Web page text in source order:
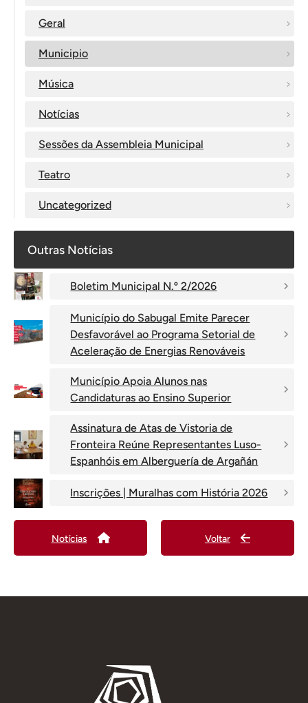
Geral
Municipio
Música
Notícias
Sessões da Assembleia Municipal
Teatro
Uncategorized
Outras Notícias
Boletim Municipal N.º 2/2026
Município do Sabugal Emite Parecer
Desfavorável ao Programa Setorial de
Aceleração de Energias Renováveis
Município Apoia Alunos nas
Candidaturas ao Ensino Superior
Assinatura de Atas de Vistoria de
Fronteira Reúne Representantes Luso-
Espanhóis em Alberguería de Argañán
Inscrições | Muralhas com História 2026
Notícias Voltar